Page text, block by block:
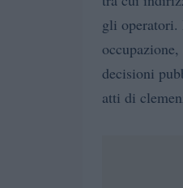
gli operatori.
decisioni
atti di